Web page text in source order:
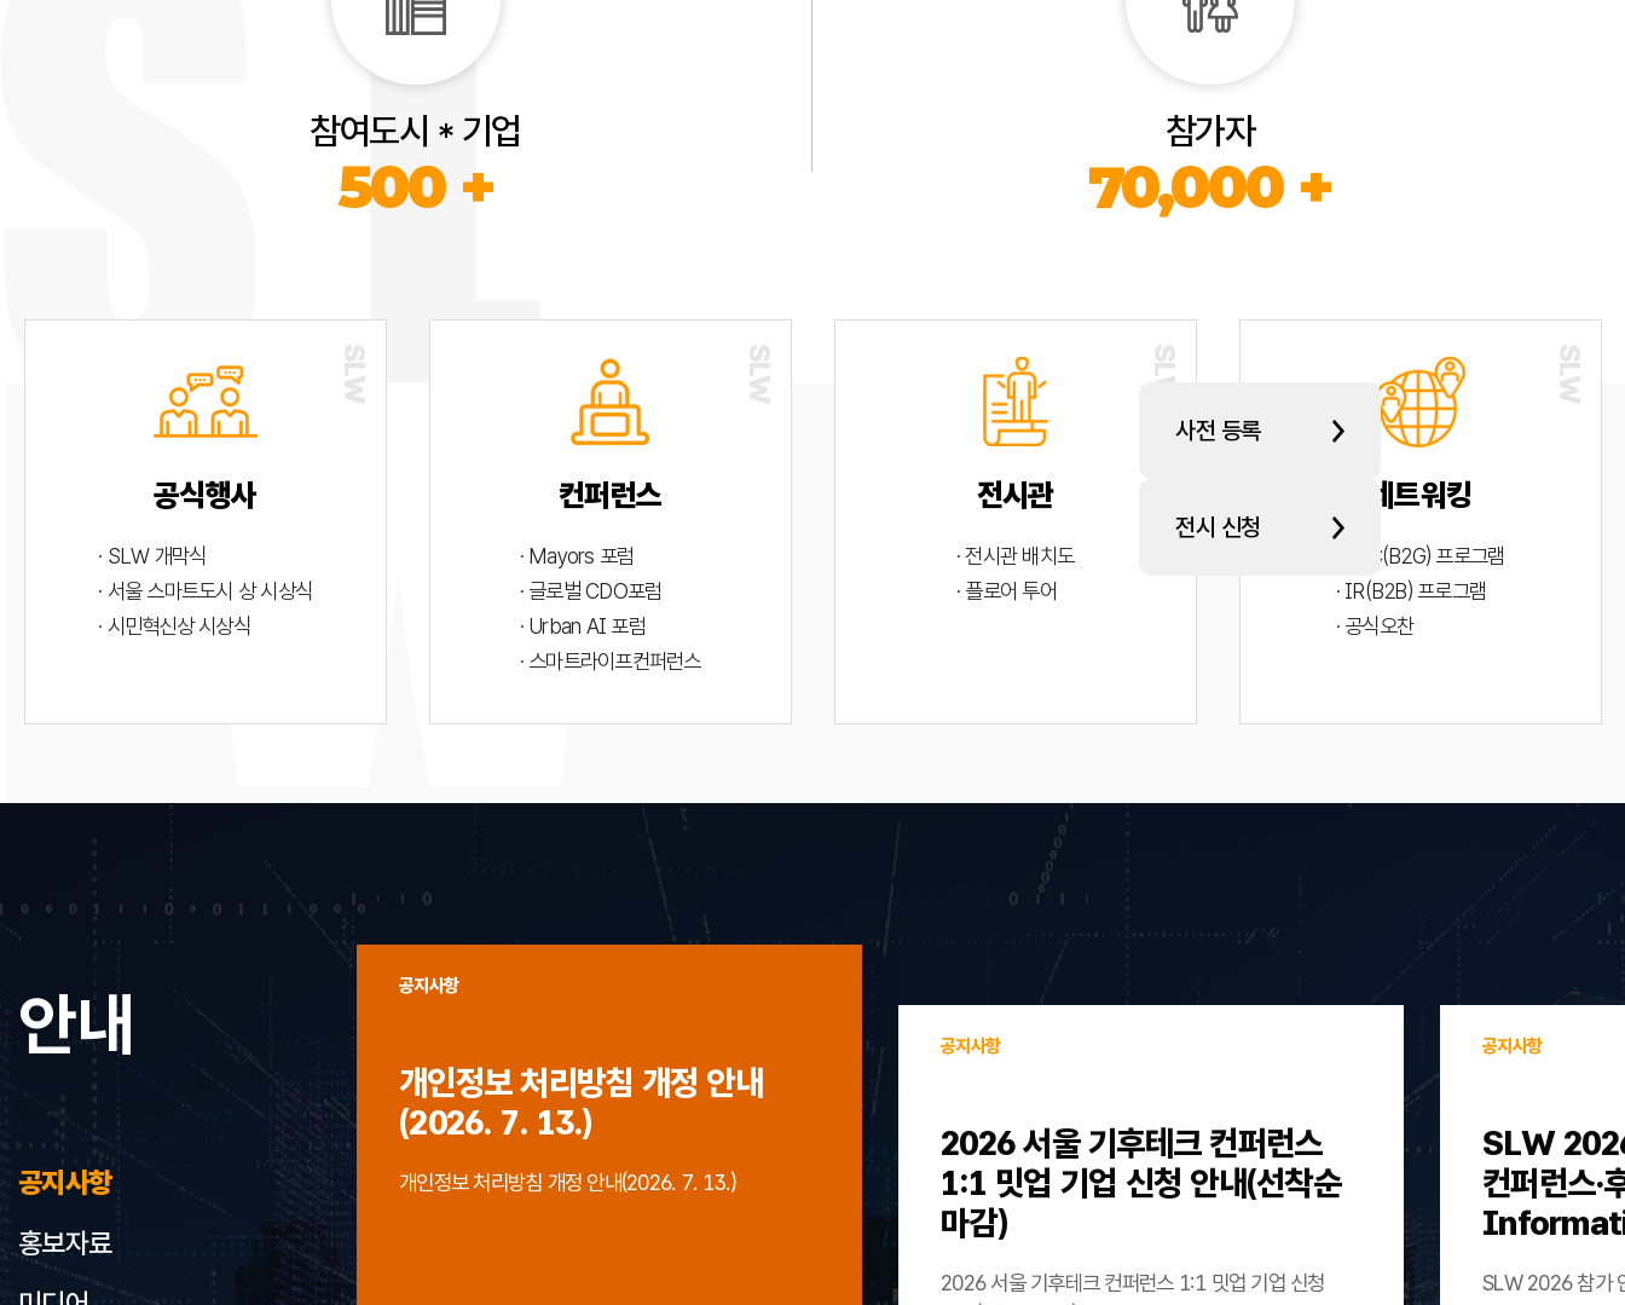
사전 등록
전시 신청
참여도시 * 기업
500 +
참가자
70,000 +
공식행사
· SLW 개막식
· 서울 스마트도시 상 시상식
· 시민혁신상 시상식
컨퍼런스
· Mayors 포럼
· 글로벌 CDO포럼
· Urban AI 포럼
· 스마트라이프컨퍼런스
전시관
· 전시관 배치도
· 플로어 투어
네트워킹
· PYC(B2G) 프로그램
· IR(B2B) 프로그램
· 공식오찬
안내
공지사항
공지사항
개인정보 처리방침 개정 안내
(2026. 7. 13.)
개인정보 처리방침 개정 안내(2026. 7. 13.)
공지사항
2026 서울 기후테크 컨퍼런스
1:1 밋업 기업 신청 안내(선착순
마감)
2026 서울 기후테크 컨퍼런스 1:1 밋업 기업 신청
공지사항
SLW
컨퍼런스
SLW 2026 참가
홍보자료